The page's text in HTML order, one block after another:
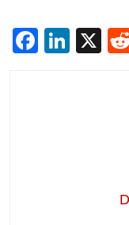
F
Li
X